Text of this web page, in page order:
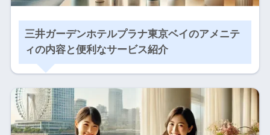
三井ガーデンホテルプラナ東京ベイのアメニテ
ィの内容と便利なサービス紹介